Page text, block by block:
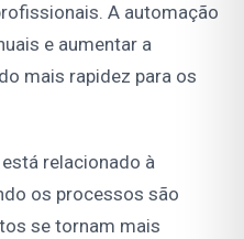
A automação
e aumentar a
mais rapidez para os
relacionado à
os processos são
se tornam mais